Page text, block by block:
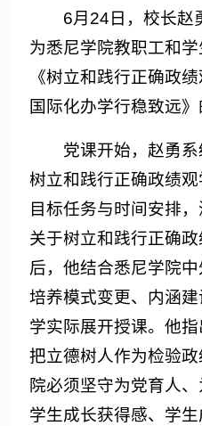
6月24日，校长赵
为悉尼学院教职工和
《树立和践行正确政
国际化办学行稳致远》
党课开始，赵勇
树立和践行正确政绩观
目标任务与时间安排
关于树立和践行正确
后，他结合悉尼学院中
培养模式变更、内涵
学实际展开授课。他指
把立德树人作为检验
院必须坚守为党育人
学生成长获得感、学